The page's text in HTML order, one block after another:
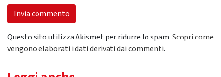
Questo sito utilizza Akismet per ridurre lo spam.Scopri come
vengono elaborati i dati derivati dai commenti.